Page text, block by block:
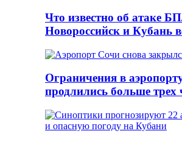
Что известно об атаке
Новороссийск и Кубань
Ограничения в
продлились больше трех